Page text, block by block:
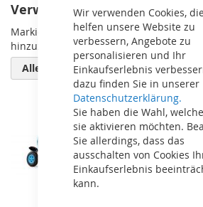
Wir verwenden Cookies,
helfen unsere Website zu
verbessern, Angebote zu
personalisieren und Ihr
Einkaufserlebnis
dazu finden Sie in unserer
Datenschutzerklärung.
Sie haben die Wahl,
sie aktivieren möchten.
Sie allerdings, dass das
ausschalten von Cookies
Einkaufserlebnis
kann.
Verwandte Artikel
Markieren Sie die Artikel, um Sie dem
hinzuzufügen oder
Alle auswählen